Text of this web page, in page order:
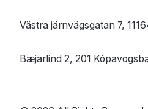
Västra järnvägsgatan 7,
Bæjarlind 2, 201